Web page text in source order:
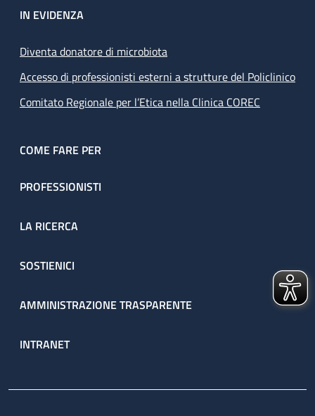
IN EVIDENZA
Diventa donatore di microbiota
Accesso di professionisti esterni a strutture del Policlinico
Comitato Regionale per l’Etica nella Clinica COREC
COME FARE PER
PROFESSIONISTI
LA RICERCA
SOSTIENICI
AMMINISTRAZIONE TRASPARENTE
INTRANET